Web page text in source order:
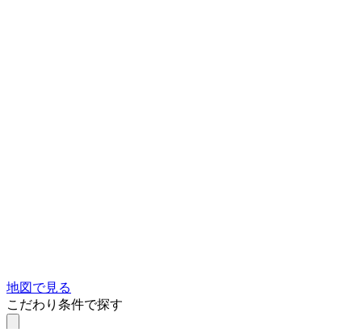
地図で見る
こだわり条件で探す